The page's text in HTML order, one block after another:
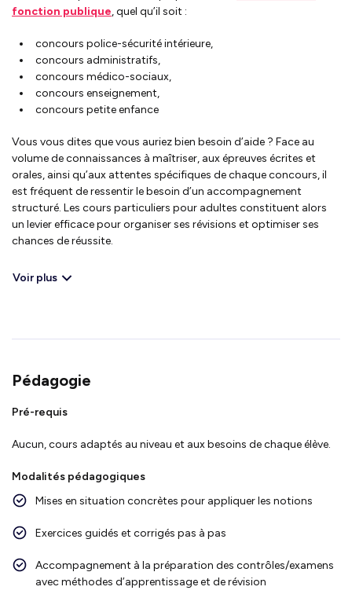
fonction publique, quel qu’il soit :
concours police-sécurité intérieure,
concours administratifs,
concours médico-sociaux,
concours enseignement,
concours petite enfance
Vous vous dites que vous auriez bien besoin d’aide ? Face au
volume de connaissances à maîtriser, aux épreuves écrites et
orales, ainsi qu’aux attentes spécifiques de chaque concours, il
est fréquent de ressentir le besoin d’un accompagnement
structuré. Les cours particuliers pour adultes constituent alors
un levier efficace pour organiser ses révisions et optimiser ses
chances de réussite.
Voir plus
Pédagogie
Pré-requis
Aucun, cours adaptés au niveau et aux besoins de chaque élève.
Modalités pédagogiques
Mises en situation concrètes pour appliquer les notions
Exercices guidés et corrigés pas à pas
Accompagnement à la préparation des contrôles/examens
avec méthodes d’apprentissage et de révision